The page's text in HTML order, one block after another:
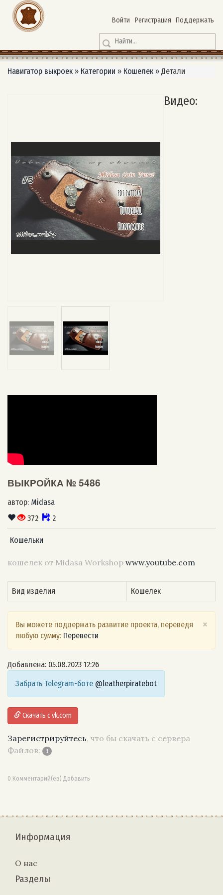
Войти Регистрация Поддержать
Навигатор выкроек » Категории » Кошелек » Детали
Видео:
ВЫКРОЙКА № 5486
автор: Midasa
372
2
Кошельки
кошелек от Midasa Workshop www.youtube.com
Вид изделия Кошелек
×
Вы можете поддержать развитие проекта, переведя
любую сумму: Перевести
Добавлена: 05.08.2023 12:26
Забрать Telegram-боте @leatherpiratebot
Скачать с vk.com
Зарегистрируйтесь, что бы скачать с сервера
Файлов:
1
0 Комментарий(ев) Добавить
Информация
О нас
Разделы